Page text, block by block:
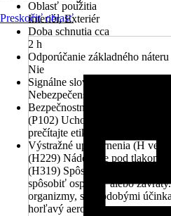
Oblasť použitia
Interiér, Exteriér
Doba schnutia cca
2 h
Odporúčanie základného náteru
Nie
Signálne slovo
Nebezpečenstvo
Bezpečnostné odporúčanie (P
(P102) Uchovávajte mimo
prečítajte etiketu.
Výstražné upozornenia (H vety)
(H229) Nádoba je pod tlakom:
(H319) Spôsobuje vážne
spôsobiť ospalosť alebo
organizmy, s dlhodobými
horľavý aerosól.
Preskočiť oblasť